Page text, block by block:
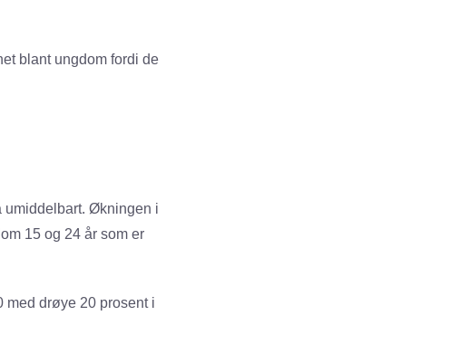
blant ungdom fordi de
umiddelbart. Økningen i
15 og 24 år som er
med drøye 20 prosent i